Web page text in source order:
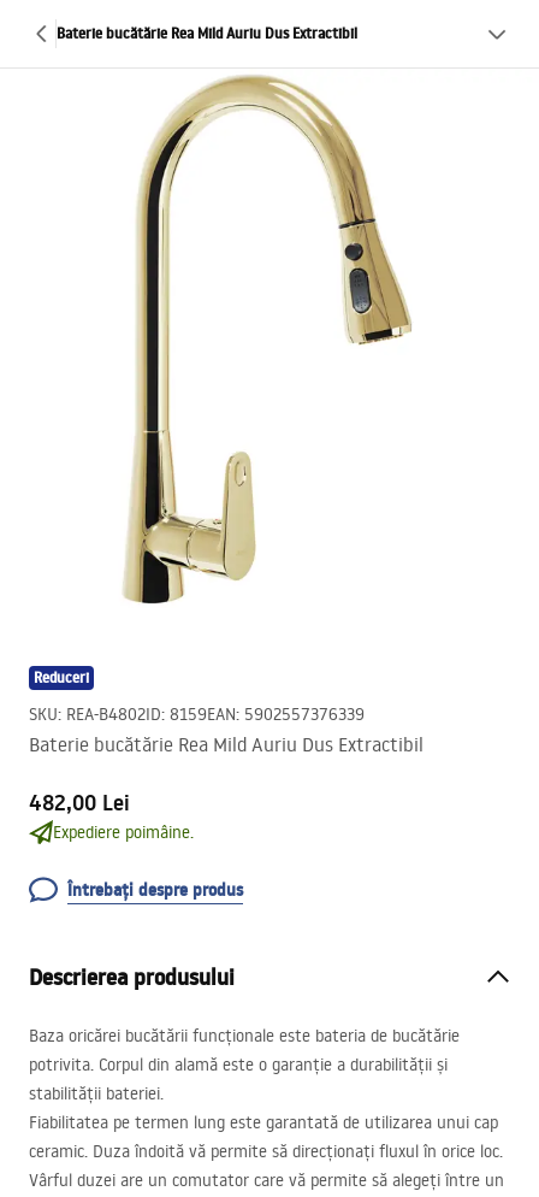
Baterie bucătărie Rea Mild Auriu Dus Extractibil
Reduceri
SKU: REA-B4802ID: 8159EAN: 5902557376339
Baterie bucătărie Rea Mild Auriu Dus Extractibil
482,00 Lei
Expediere poimâine.
Întrebați despre produs
Descrierea produsului
Baza oricărei bucătării funcționale este bateria de bucătărie
potrivita. Corpul din alamă este o garanție a durabilității și
stabilității bateriei.
Fiabilitatea pe termen lung este garantată de utilizarea unui cap
ceramic. Duza îndoită vă permite să direcționați fluxul în orice loc.
Vârful duzei are un comutator care vă permite să alegeți între un